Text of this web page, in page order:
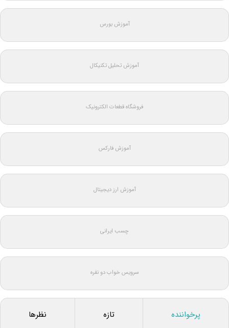
آموزش بورس
آموزش تحلیل تکنیکال
فروشگاه قطعات الکترونیک
آموزش فارکس
آموزش ارز دیجیتال
چسب ایرانی
سرویس خواب دو نفره
پرخواننده تازه نظرها